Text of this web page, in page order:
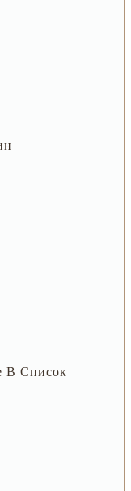
В Список